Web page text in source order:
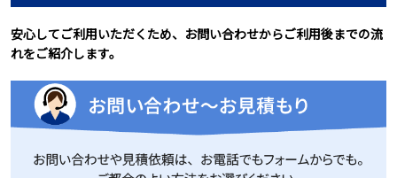
安心してご利用いただくため、お問い合わせからご利用後までの流
れをご紹介します。